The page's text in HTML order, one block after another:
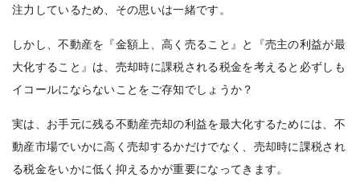
注力しているため、その思いは一緒です。
しかし、不動産を『金額上、高く売ること』と『売主の利益が最
大化すること』は、売却時に課税される税金を考えると必ずしも
イコールにならないことをご存知でしょうか？
実は、お手元に残る不動産売却の利益を最大化するためには、不
動産市場でいかに高く売却するかだけでなく、 売却時に課税され
る税金をいかに低く抑えるかが重要になってきます。